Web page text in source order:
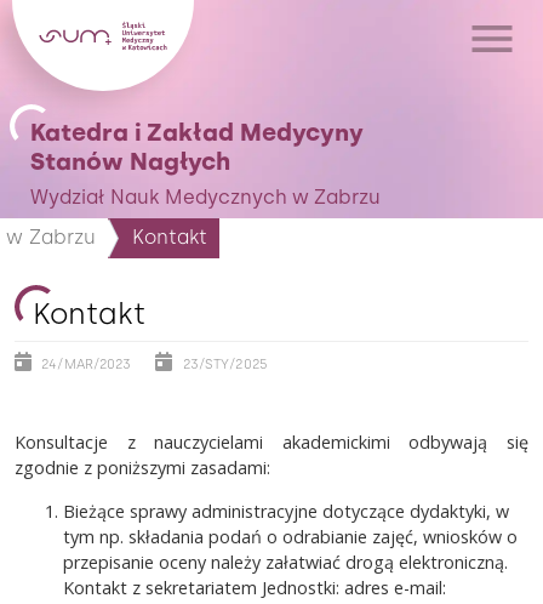
Katedra i Zakład Medycyny
Stanów Nagłych
Wydział Nauk Medycznych w Zabrzu
w Zabrzu
Kontakt
Kontakt
24/MAR/2023 23/STY/2025
Konsultacje z nauczycielami akademickimi odbywają się
zgodnie z poniższymi zasadami:
Bieżące sprawy administracyjne dotyczące dydaktyki, w
tym np. składania podań o odrabianie zajęć, wniosków o
przepisanie oceny należy załatwiać drogą elektroniczną.
Kontakt z sekretariatem Jednostki: adres e-mail: